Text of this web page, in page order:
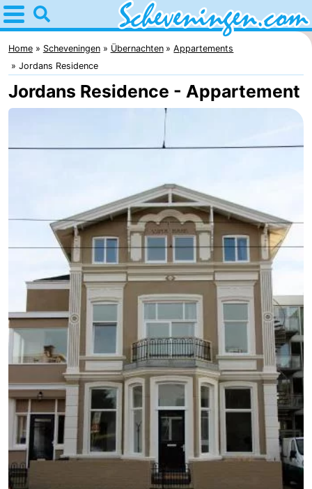
Home
Scheveningen
Tipps
Für
Nautisch
Scheveningen
Campingplätze
Ferienhäuser
Duinrell
-
Kijkduin
Hotels
Zimmer
(mit
Frühstück)
Lastminutes
Strand
Sehen
Home Scheveningen Übernachten
Appartements
Jordans Residence
Jordans Residence - Appartement